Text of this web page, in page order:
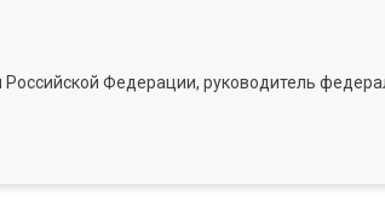
Федерации, руководитель